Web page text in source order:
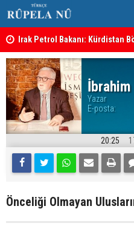
Irak Petrol Bakanı: Kürdistan
Süleymaniye’de Komele
Yazar
E-posta:
20:25
Önceliği Olmayan